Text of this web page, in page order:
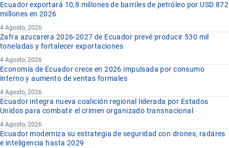
Ecuador exportará 10,8 millones de barriles de petróleo por USD 872
millones en 2026
4 Agosto, 2026
Zafra azucarera 2026-2027 de Ecuador prevé producir 530 mil
toneladas y fortalecer exportaciones
4 Agosto, 2026
Economía de Ecuador crece en 2026 impulsada por consumo
interno y aumento de ventas formales
4 Agosto, 2026
Ecuador integra nueva coalición regional liderada por Estados
Unidos para combatir el crimen organizado transnacional
4 Agosto, 2026
Ecuador moderniza su estrategia de seguridad con drones, radares
e inteligencia hasta 2029